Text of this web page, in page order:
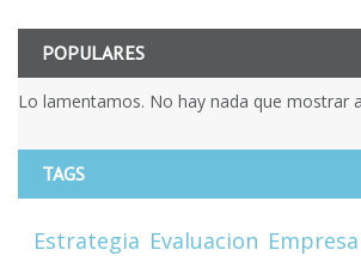
POPULARES
Lo lamentamos. No hay nada que mostrar
TAGS
Estrategia Evaluacion